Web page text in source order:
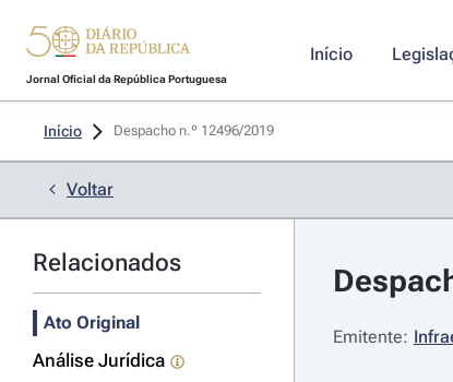
Jornal Oficial da República Portuguesa
Início
Início Despacho n.º 12496/2019
Voltar
Relacionados
Ato Original
Análise Jurídica
Emitente: